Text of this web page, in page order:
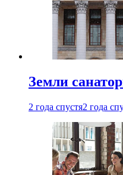
Земли
2 года спустя2 года